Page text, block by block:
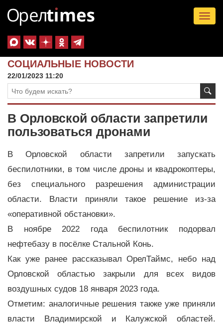
СОЦИАЛЬНЫЕ НОВОСТИ
22/01/2023 11:20
В Орловской области запретили
пользоваться дронами
В Орловской области запретили запускать
беспилотники, в том числе дроны и квадрокоптеры,
без специального разрешения администрации
области. Власти приняли такое решение из-за
«оперативной обстановки».
В ноябре 2022 года беспилотник подорвал
нефтебазу в посёлке Стальной Конь.
Как уже ранее рассказывал ОрелТаймс, небо над
Орловской областью закрыли для всех видов
воздушных судов 18 января 2023 года.
Отметим: аналогичные решения также уже приняли
власти Владимирской и Калужской областей.